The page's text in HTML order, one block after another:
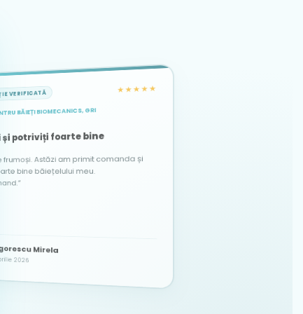
VERIFICATĂ ★★★★★
BĂIEȚI BIOMECANICS, GRI
și potriviți foarte bine
frumoși. Astăzi am primit comanda și
meu.
Mirela
2026